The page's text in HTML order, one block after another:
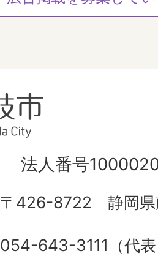
法人番号
〒426-8722 静岡県
054-643-3111（代